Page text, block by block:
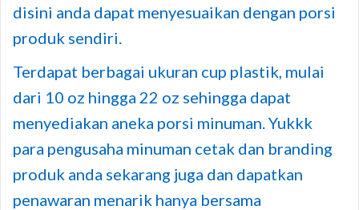
disini anda dapat menyesuaikan dengan porsi
produk sendiri.
Terdapat berbagai ukuran cup plastik, mulai
dari 10 oz hingga 22 oz sehingga dapat
menyediakan aneka porsi minuman. Yukkk
para pengusaha minuman cetak dan branding
produk anda sekarang juga dan dapatkan
penawaran menarik hanya bersama